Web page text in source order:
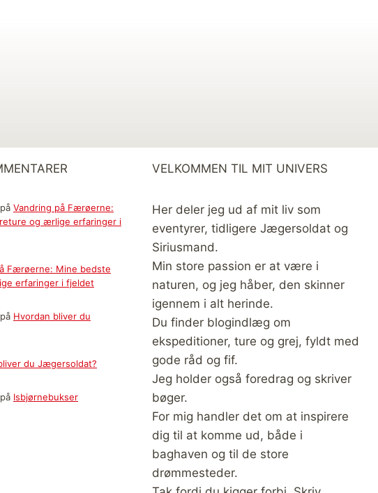
på Vandring på Færøerne:
og ærlige erfaringer i
Færøerne: Mine bedste
erfaringer i fjeldet
på Hvordan bliver du
du Jægersoldat?
på Isbjørnebukser
VELKOMMEN TIL MIT UNIVERS
Her deler jeg ud af mit liv som
eventyrer, tidligere Jægersoldat og
Siriusmand.
Min store passion er at være i
naturen, og jeg håber, den skinner
igennem i alt herinde.
Du finder blogindlæg om
ekspeditioner, ture og grej, fyldt med
gode råd og fif.
Jeg holder også foredrag og skriver
bøger.
For mig handler det om at inspirere
dig til at komme ud, både i
baghaven og til de store
drømmesteder.